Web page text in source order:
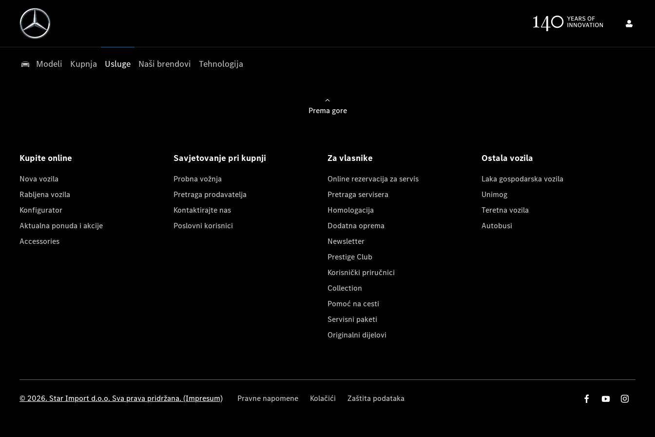
Modeli Kupnja Usluge Naši brendovi Tehnologija
Prema gore
Kupite online
Nova vozila
Rabljena vozila
Konfigurator
Aktualna ponuda i akcije
Accessories
Savjetovanje pri kupnji
Probna vožnja
Pretraga prodavatelja
Kontaktirajte nas
Poslovni korisnici
Za vlasnike
Online rezervacija za servis
Pretraga servisera
Homologacija
Dodatna oprema
Newsletter
Prestige Club
Korisnički priručnici
Collection
Pomoć na cesti
Servisni paketi
Originalni dijelovi
Ostala vozila
Laka gospodarska vozila
Unimog
Teretna vozila
Autobusi
© 2026. Star Import d.o.o. Sva prava pridržana. (Impresum) Pravne napomene Kolačići Zaštita podataka